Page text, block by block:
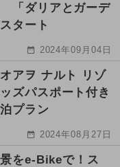
「ダリアとガーデ
タート
2024年09月04日
アヲ ナルト リゾ
ズパスポート付き
プラン
2024年08月27日
をe-Bikeで！ス